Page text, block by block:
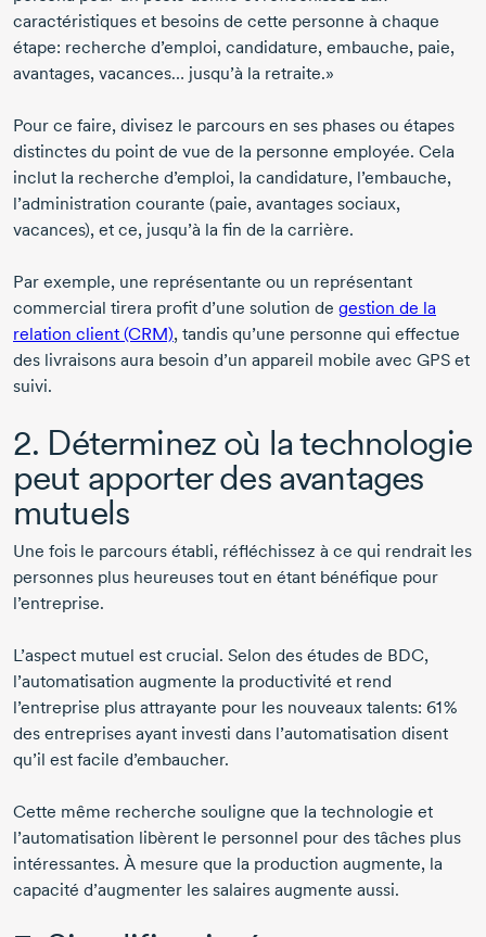
caractéristiques et besoins de cette personne à chaque
étape: recherche d’emploi, candidature, embauche, paie,
avantages, vacances… jusqu’à la retraite.»
Pour ce faire, divisez le parcours en ses phases ou étapes
distinctes du point de vue de la personne employée. Cela
inclut la recherche d’emploi, la candidature, l’embauche,
l’administration courante (paie, avantages sociaux,
vacances), et ce, jusqu’à la fin de la carrière.
Par exemple, une représentante ou un représentant
commercial tirera profit d’une solution de gestion de la
relation client (CRM), tandis qu’une personne qui effectue
des livraisons aura besoin d’un appareil mobile avec GPS et
suivi.
2. Déterminez où la technologie
peut apporter des avantages
mutuels
Une fois le parcours établi, réfléchissez à ce qui rendrait les
personnes plus heureuses tout en étant bénéfique pour
l’entreprise.
L’aspect mutuel est crucial. Selon des études de BDC,
l’automatisation augmente la productivité et rend
l’entreprise plus attrayante pour les nouveaux talents: 61 %
des entreprises ayant investi dans l’automatisation disent
qu’il est facile d’embaucher.
Cette même recherche souligne que la technologie et
l’automatisation libèrent le personnel pour des tâches plus
intéressantes. À mesure que la production augmente, la
capacité d’augmenter les salaires augmente aussi.